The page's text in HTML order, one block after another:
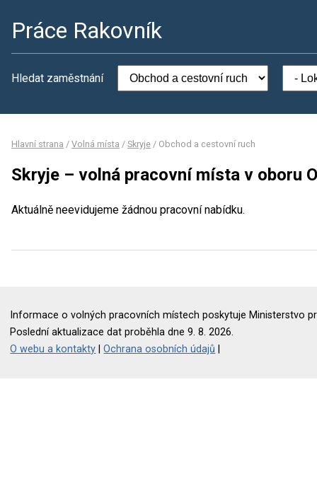
Práce Rakovník
Hledat zaměstnání
Hlavní strana / Volná místa / Skryje / Obchod a cestovní ruch
Skryje – volná pracovní místa v oboru
Aktuálně neevidujeme žádnou pracovní nabídku.
Informace o volných pracovních místech poskytuje Ministerstvo
Poslední aktualizace dat proběhla dne 9. 8. 2026.
O webu a kontakty |Ochrana osobních údajů